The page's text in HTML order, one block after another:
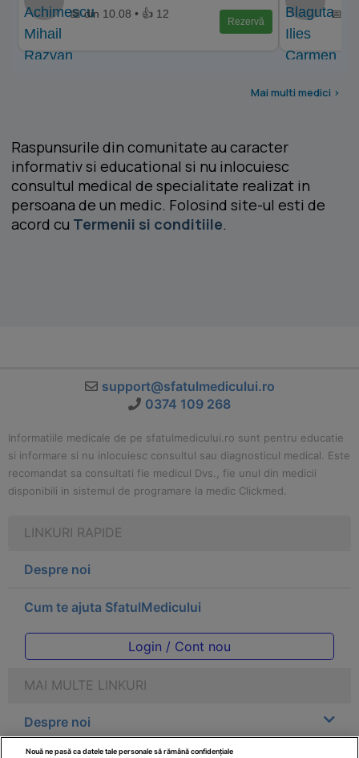
📅 din 10.08 • 👍 12
Rezervă
📅
Mai multi medici >
Raspunsurile din comunitate au caracter
informativ si educational si nu inlocuiesc
consultul medical de specialitate realizat in
persoana de un medic. Folosind site-ul esti de
acord cu Termenii si conditiile.
support@sfatulmedicului.ro
0374 109 268
Informatiile medicale de pe sfatulmedicului.ro sunt pentru educatie
si informare si nu inlocuiesc consultul sau diagnosticul medical. Este
recomandat sa consultati fie medicul Dvs., fie unul din medicii
disponibili in sistemul de programare la medic Clickmed.
LINKURI RAPIDE
Despre noi
Cum te ajuta SfatulMedicului
Login / Cont nou
MAI MULTE LINKURI
Despre noi
Nouă ne pasă ca datele tale personale să rămână confidențiale